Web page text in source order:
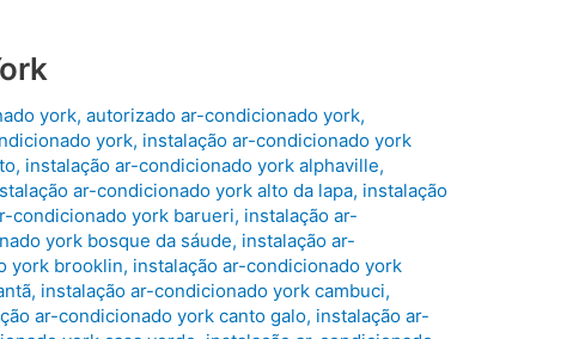
york, autorizado ar-condicionado york,
york, instalação ar-condicionado york
, instalação ar-condicionado york alphaville,
ar-condicionado york alto da lapa, instalação
condicionado york barueri, instalação ar-
york bosque da sáude, instalação ar-
york brooklin, instalação ar-condicionado york
, instalação ar-condicionado york cambuci,
ar-condicionado york canto galo, instalação ar-